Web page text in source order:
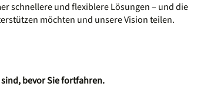
schnellere und flexiblere Lösungen – und die
möchten und unsere Vision teilen.
bevor Sie fortfahren.